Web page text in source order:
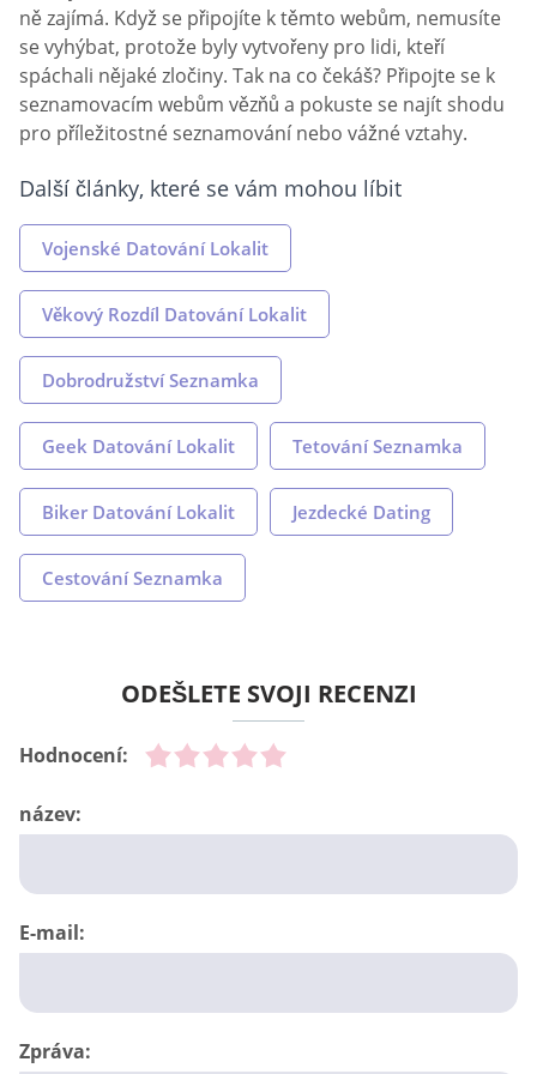
ně zajímá. Když se připojíte k těmto webům, nemusíte
se vyhýbat, protože byly vytvořeny pro lidi, kteří
spáchali nějaké zločiny. Tak na co čekáš? Připojte se k
seznamovacím webům vězňů a pokuste se najít shodu
pro příležitostné seznamování nebo vážné vztahy.
Další články, které se vám mohou líbit
Vojenské Datování Lokalit
Věkový Rozdíl Datování Lokalit
Dobrodružství Seznamka
Geek Datování Lokalit Tetování Seznamka
Biker Datování Lokalit Jezdecké Dating
Cestování Seznamka
ODEŠLETE SVOJI RECENZI
Hodnocení:
název:
E-mail:
Zpráva: